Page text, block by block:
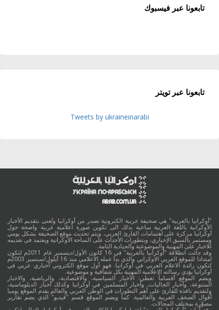
تابعونا عبر فيسبوك
تابعونا عبر تويتر
Tweets by ukraineinarabi
"أوكرانيا بالعربية" هي صحيفة عربية الكترونية تصدر من أوكرانيا وتُعنى بتقديم الأخبار
الأوكرانية باللغة العربية ساعية بذلك الى تكوين صورة اعلامية عربية واضحة حول
أوكرانيا مركزة على اهتمامات القارئ العربي، ويتم تحديث موقع الصحيفة بشكل يومي
ومستمر بالسبق الإخباري، وبتطورات الأحداث على الساحة الأوكرانية ويعتمد في تقديمه
للاخبار على المهنية والموضوعية والحيادية التامة.
وقد جائت انطلاقة "أوكرانيا بالعربية" في 16 كانون الأول/ديسمبر عام 2011م لتكون
امتدادا للموقع العربي الاوكراني والذي بدأ عمله الاعلامي منذ 16 أيلول/سبتمبر 2003م
لتكون رائدة الاعلام العربي في أوكرانيا. فهو أول موقع الكتروني أخباري عربي في
أوكرانيا يؤدي رسالته الاعلامية المهنية بكل شفافية و موضوعية.
ويضم الموقع أقساماً تغطي: الأخبار السياسية، والاقتصادية، والرياضية، والاخبار
المتنوعة، وأخبار الجاليات، وأخبار المسلمين في أوكرانيا وكذلك أخبار الدبلوماسية،
ولتقديم نافذة للقارئ على أهم التطورات في الوطن العربي والعالم يقدم الموقع يوميا
أقوال الصحف العربية والعالمية. كما ويضم الموقع قسم "فيديو" الذي يضم تقارير
مصوَّرة بمختلف المجالات.